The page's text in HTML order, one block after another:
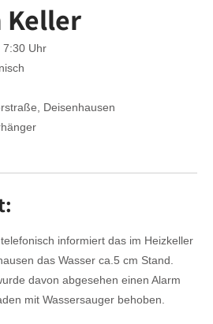
Keller
7:30 Uhr
Deisenhausen
informiert das im Heizkeller
das Wasser ca.5 cm Stand.
davon abgesehen einen Alarm
mit Wassersauger behoben.